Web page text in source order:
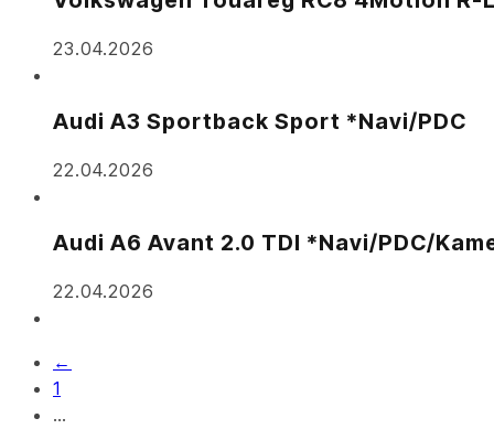
23.04.2026
Audi A3 Sportback Sport *Navi/PDC
22.04.2026
Audi A6 Avant 2.0 TDI *Navi/PDC/
22.04.2026
←
1
…